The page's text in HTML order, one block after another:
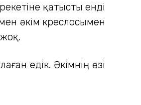
қатысты енді
әкім креслосымен
едік. Әкімнің өзі